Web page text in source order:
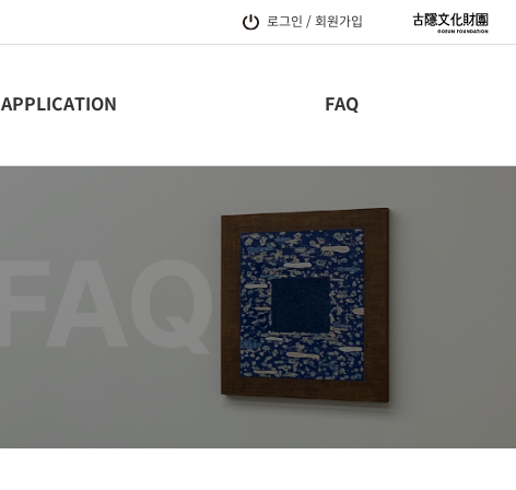
로그인 / 회원가입
APPLICATION FAQ